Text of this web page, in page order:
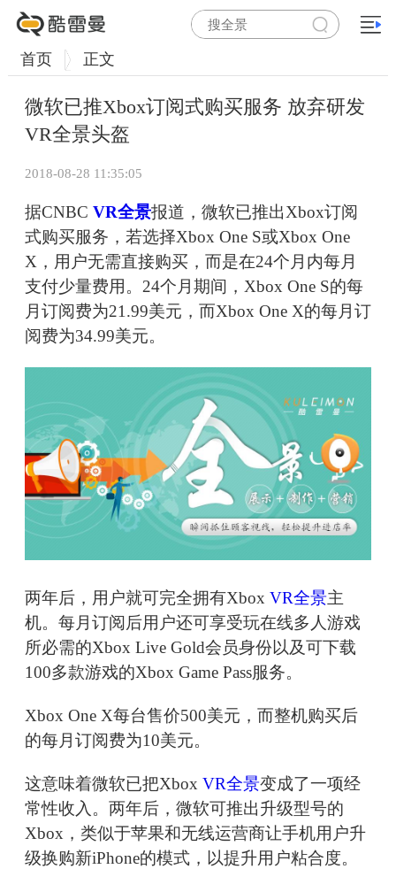
首页 正文
微软已推Xbox订阅式购买服务 放弃研发
VR全景头盔
2018-08-28 11:35:05
据CNBC VR全景报道，微软已推出Xbox订阅
式购买服务，若选择Xbox One S或Xbox One
X，用户无需直接购买，而是在24个月内每月
支付少量费用。24个月期间，Xbox One S的每
月订阅费为21.99美元，而Xbox One X的每月订
阅费为34.99美元。
两年后，用户就可完全拥有Xbox VR全景主
机。每月订阅后用户还可享受玩在线多人游戏
所必需的Xbox Live Gold会员身份以及可下载
100多款游戏的Xbox Game Pass服务。
Xbox One X每台售价500美元，而整机购买后
的每月订阅费为10美元。
这意味着微软已把Xbox VR全景变成了一项经
常性收入。两年后，微软可推出升级型号的
Xbox，类似于苹果和无线运营商让手机用户升
级换购新iPhone的模式，以提升用户粘合度。